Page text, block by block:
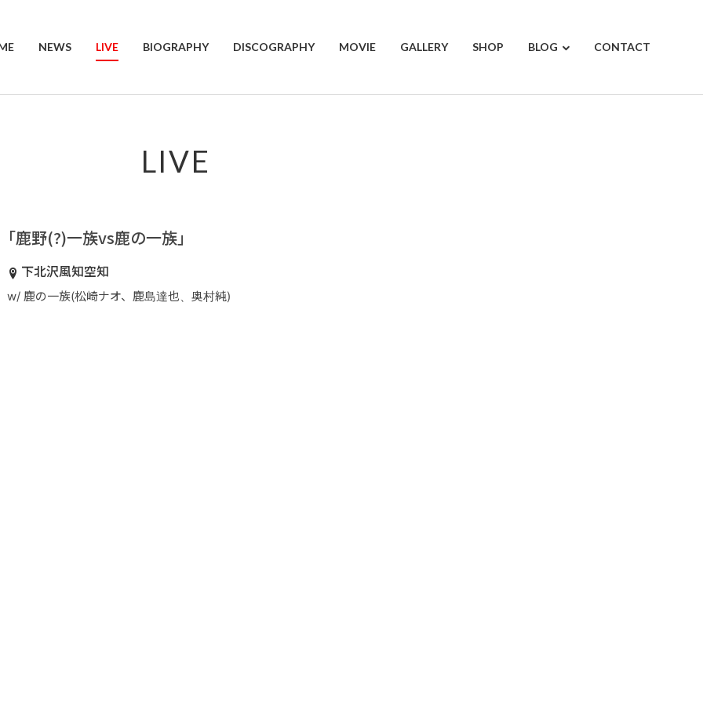
NEWS LIVE BIOGRAPHY DISCOGRAPHY MOVIE GALLERY SHOP BLOG CONTACT
LIVE
「鹿野(?)一族vs鹿の一族」
下北沢風知空知
w/ 鹿の一族(松崎ナオ、鹿島達也、奥村純)